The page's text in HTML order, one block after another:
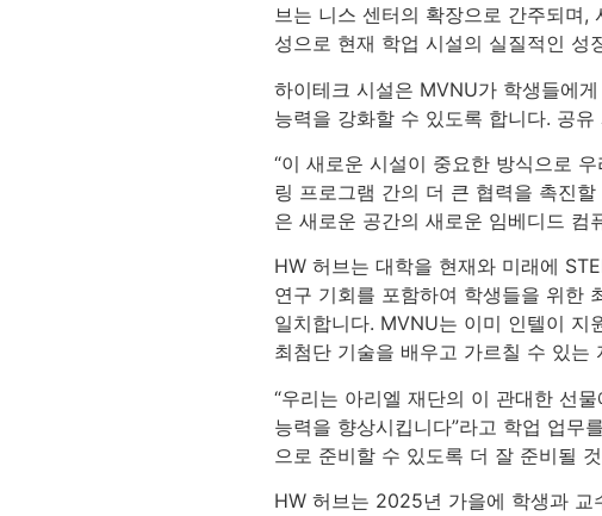
브는 니스 센터의 확장으로 간주되며,
성으로 현재 학업 시설의 실질적인 성
하이테크 시설은 MVNU가 학생들에
능력을 강화할 수 있도록 합니다. 공
“이 새로운 시설이 중요한 방식으로
링 프로그램 간의 더 큰 협력을 촉진
은 새로운 공간의 새로운 임베디드 컴
HW 허브는 대학을 현재와 미래에
연구 기회를 포함하여 학생들을 위한
일치합니다. MVNU는 이미 인텔이 지
최첨단 기술을 배우고 가르칠 수 있는
“우리는 아리엘 재단의 이 관대한 선
능력을 향상시킵니다”라고 학업 업무
으로 준비할 수 있도록 더 잘 준비될
HW 허브는 2025년 가을에 학생과